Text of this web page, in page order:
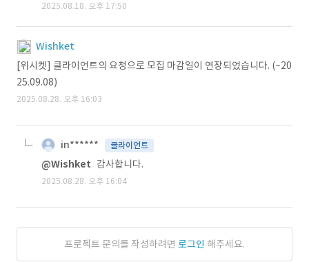
2025.08.18. 오후 17:50
Wishket
[위시켓] 클라이언트의 요청으로 모집 마감일이 연장되었습니다. (~20
25.09.08)
2025.08.28. 오후 16:03
in****** 클라이언트
@Wishket 감사합니다.
2025.08.28. 오후 16:04
프로젝트 문의를 작성하려면 로그인 해주세요.